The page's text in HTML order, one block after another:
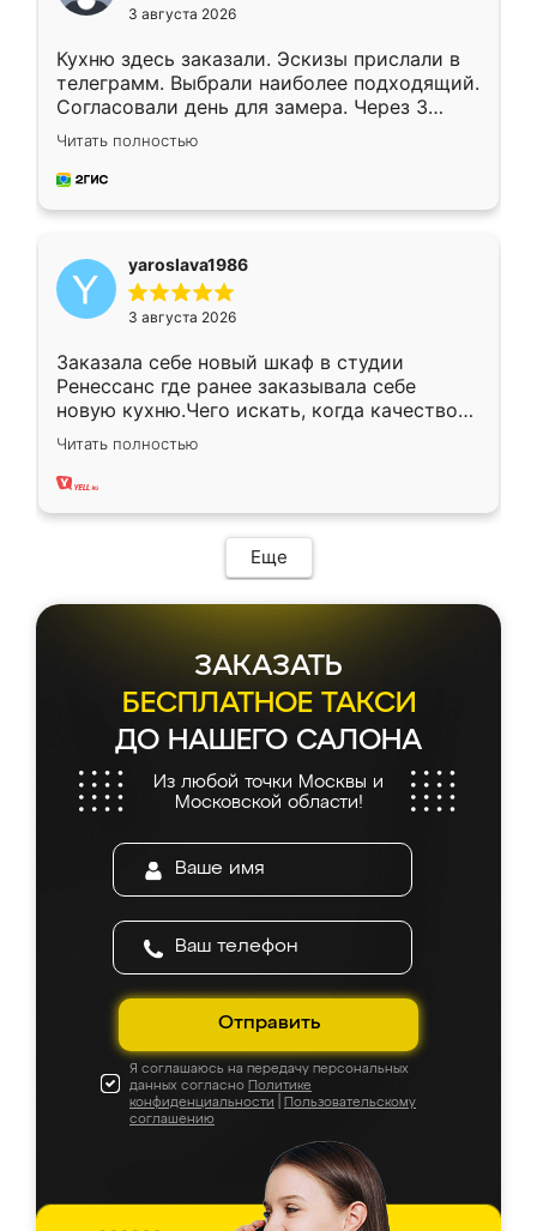
3 августа 2026
Кухню здесь заказали. Эскизы прислали в
телеграмм. Выбрали наиболее подходящий.
Согласовали день для замера. Через 3
недели кухня была уже готова. Остались
довольны работой. Спасибо Ренессанс
мебель за качественную работу!
Читать полностью
yaroslava1986
3 августа 2026
Заказала себе новый шкаф в студии
Ренессанс где ранее заказывала себе
новую кухню.Чего искать, когда качеством
вполне довольна. Служит кухня уже почти
два года, нареканий нет.
Читать полностью
Еще
ЗАКАЗАТЬ
БЕСПЛАТНОЕ ТАКСИ
ДО НАШЕГО САЛОНА
Из любой точки Москвы и
Московской области!
Отправить
Я соглашаюсь на передачу персональных
данных согласно Политике
конфиденциальности
Пользовательскому
соглашению